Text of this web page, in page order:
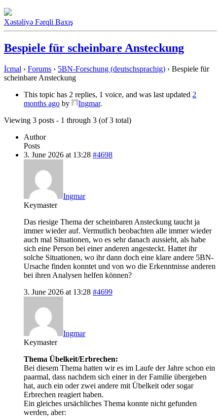
Xəstəliyə Fərqli Baxış
Bespiele für scheinbare Ansteckung
İcmal › Forums › 5BN-Forschung (deutschsprachig) › Bespiele für
scheinbare Ansteckung
This topic has 2 replies, 1 voice, and was last updated 2
months ago by Ingmar.
Viewing 3 posts - 1 through 3 (of 3 total)
Author
Posts
3. June 2026 at 13:28 #4698
Ingmar
Keymaster
Das riesige Thema der scheinbaren Ansteckung taucht ja
immer wieder auf. Vermutlich beobachten alle immer wieder
auch mal Situationen, wo es sehr danach aussieht, als habe
sich eine Person bei einer anderen angesteckt. Hattet ihr
solche Situationen, wo ihr dann doch eine klare andere 5BN-
Ursache finden konntet und von wo die Erkenntnisse anderen
bei ihren Analysen helfen können?
3. June 2026 at 13:28 #4699
Ingmar
Keymaster
Thema Übelkeit/Erbrechen:
Bei diesem Thema hatten wir es im Laufe der Jahre schon ein
paarmal, dass nachdem sich einer in der Familie übergeben
hat, auch ein oder zwei andere mit Übelkeit oder sogar
Erbrechen reagiert haben.
Ein gleiches ursächliches Thema konnte nicht gefunden
werden, aber: